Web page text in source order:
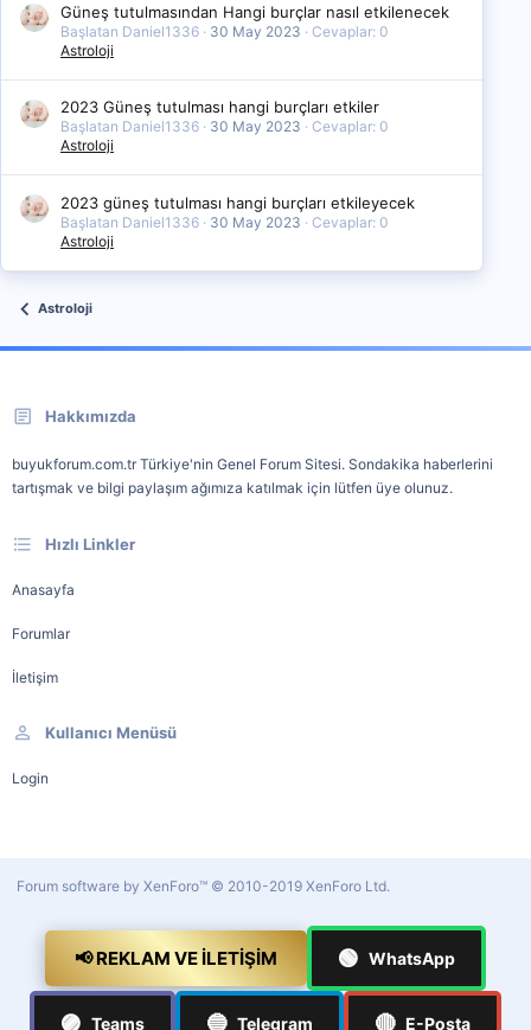
Güneş tutulmasından Hangi burçlar nasıl etkilenecek
Başlatan Daniel1336 30 May 2023
Cevaplar: 0
Astroloji
2023 Güneş tutulması hangi burçları etkiler
Başlatan Daniel1336 30 May 2023
Cevaplar: 0
Astroloji
2023 güneş tutulması hangi burçları etkileyecek
Başlatan Daniel1336 30 May 2023
Cevaplar: 0
Astroloji
Astroloji
Hakkımızda
buyukforum.com.tr Türkiye'nin Genel Forum Sitesi. Sondakika haberlerini
tartışmak ve bilgi paylaşım ağımıza katılmak için lütfen üye olunuz.
Hızlı Linkler
Anasayfa
Forumlar
İletişim
Kullanıcı Menüsü
Login
Forum software by XenForo™ © 2010-2019 XenForo Ltd.
📢 REKLAM VE İLETIŞIM 🟢 WhatsApp
🟣 Teams 🔵 Telegram 🔴 E-Posta